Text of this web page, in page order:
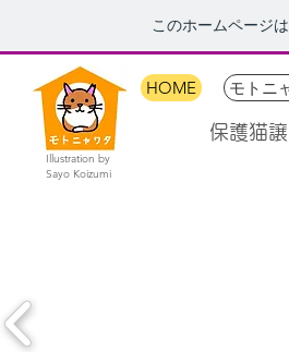
このホームページは
Illustration by
Sayo Koizumi
HOME モトニ
保護猫